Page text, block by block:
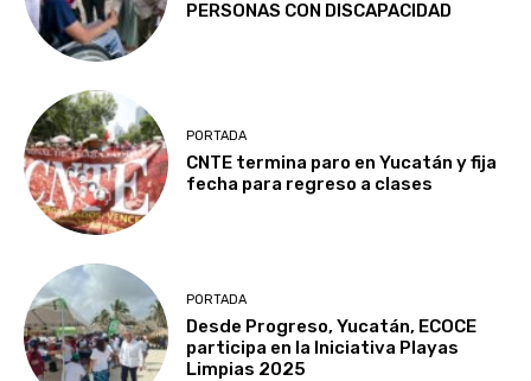
PERSONAS CON DISCAPACIDAD
PORTADA
CNTE termina paro en Yucatán y fija
fecha para regreso a clases
PORTADA
Desde Progreso, Yucatán, ECOCE
participa en la Iniciativa Playas
Limpias 2025